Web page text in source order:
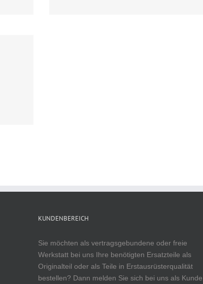
KUNDENBEREICH
Sie möchten als vertragsgebundene oder freie
Werkstatt bei uns Ihre benötigten Ersatzteile als
Originalteil oder als Teile in Erstausrüsterqualität
bestellen? Dann melden Sie sich bei uns als Kunde